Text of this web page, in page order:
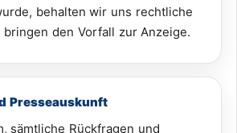
behalten wir uns rechtliche
den Vorfall zur Anzeige.
Presseauskunft
sämtliche Rückfragen und